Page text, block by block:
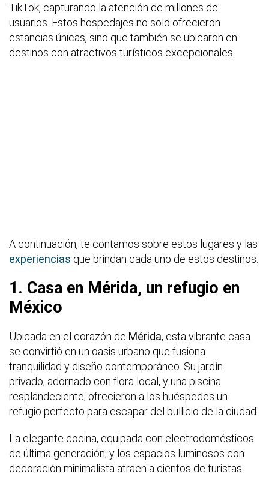
TikTok, capturando la atención de millones de
usuarios. Estos hospedajes no solo ofrecieron
estancias únicas, sino que también se ubicaron en
destinos con atractivos turísticos excepcionales.
A continuación, te contamos sobre estos lugares y las
experiencias que brindan cada uno de estos destinos.
1. Casa en Mérida, un refugio en
México
Ubicada en el corazón de Mérida, esta vibrante casa
se convirtió en un oasis urbano que fusiona
tranquilidad y diseño contemporáneo. Su jardín
privado, adornado con flora local, y una piscina
resplandeciente, ofrecieron a los huéspedes un
refugio perfecto para escapar del bullicio de la ciudad.
La elegante cocina, equipada con electrodomésticos
de última generación, y los espacios luminosos con
decoración minimalista atraen a cientos de turistas.